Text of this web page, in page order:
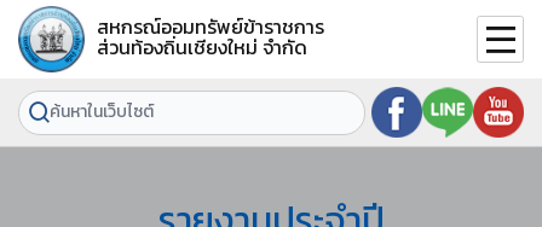
สหกรณ์ออมทรัพย์ข้าราชการ
ส่วนท้องถิ่นเชียงใหม่ จำกัด